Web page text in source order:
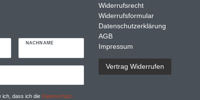
NACHNAME
ich, dass ich die Daten­schutz­
Widerrufsrecht
Widerrufsformular
Datenschutzerklärung
AGB
Impressum
Vertrag Widerrufen